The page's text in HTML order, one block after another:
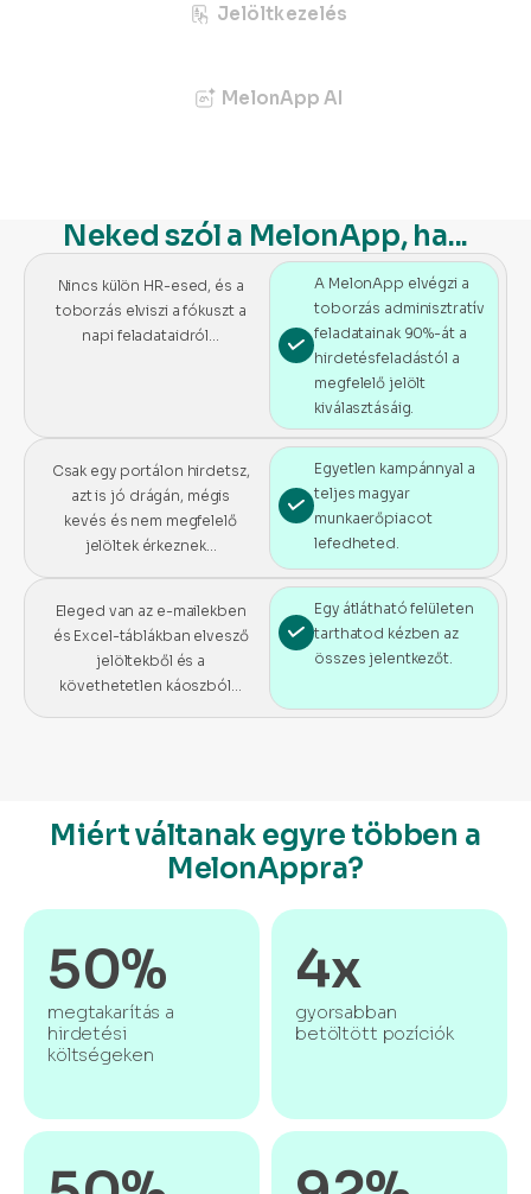
Jelöltkezelés
MelonApp AI
Neked szól a MelonApp, ha...
Nincs külön HR-esed, és a
toborzás elviszi a fókuszt a
napi feladataidról...
A MelonApp elvégzi a
toborzás adminisztratív
feladatainak 90%-át a
hirdetésfeladástól a
megfelelő jelölt
kiválasztásáig.
Csak egy portálon hirdetsz,
azt is jó drágán, mégis
kevés és nem megfelelő
jelöltek érkeznek…
Egyetlen kampánnyal a
teljes magyar
munkaerőpiacot
lefedheted.
Eleged van az e-mailekben
és Excel-táblákban elvesző
jelöltekből és a
követhetetlen káoszból…
Egy átlátható felületen
tarthatod kézben az
összes jelentkezőt.
Miért váltanak egyre többen a
MelonAppra?
50%
megtakarítás a
hirdetési
költségeken
4x
gyorsabban
betöltött pozíciók